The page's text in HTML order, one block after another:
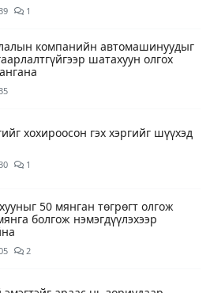
1
компанийн автомашинуудыг
шатахуун олгох
хохироосон гэх хэргийг шүүхэд
1
50 мянган төгрөгт олгож
болгож нэмэгдүүлэхээр
2